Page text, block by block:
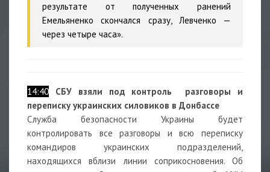
результате от полученных ранений
Емельяненко скончался сразу, Левченко —
через четыре часа».
14:40
СБУ взяли под контроль разговоры и
переписку украинских силовиков в Донбассе
Служба безопасности Украины будет
контролировать все разговоры и всю переписку
командиров украинских подразделений,
находящихся вблизи линии соприкосновения. Об